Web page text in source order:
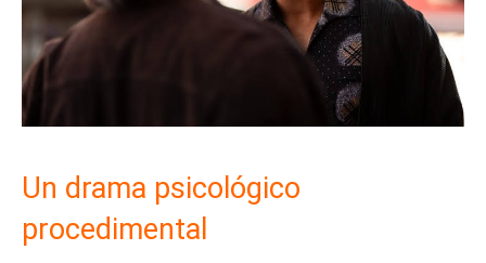
Un drama psicológico
procedimental